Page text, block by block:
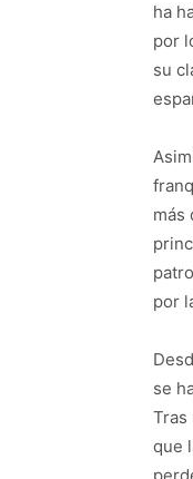
ha
por
su
más
por
se
Tras
que